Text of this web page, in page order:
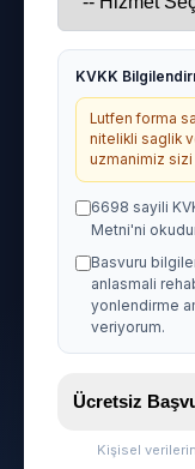
KVKK
Lutfen forma
nitelikli saglik
uzmanimiz
6698 sayili
Metni'ni
Basvuru
anlasmali
yonlendirme
veriyorum.
Ücretsiz
Kişisel